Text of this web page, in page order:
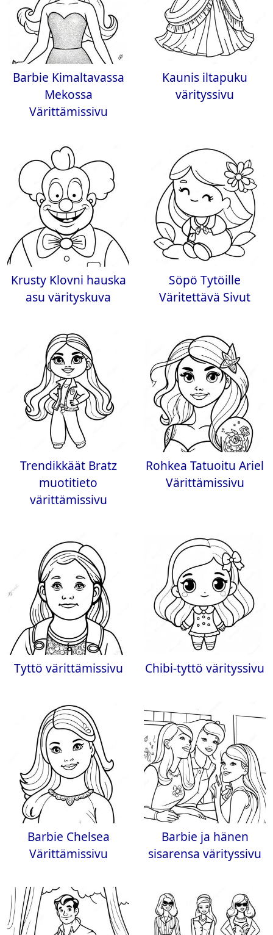
Barbie Kimaltavassa
Mekossa
Värittämissivu
Kaunis iltapuku
värityssivu
Krusty Klovni hauska
asu värityskuva
Söpö Tytöille
Väritettävä Sivut
Trendikkäät Bratz
muotitieto
värittämissivu
Rohkea Tatuoitu Ariel
Värittämissivu
Tyttö värittämissivu Chibi-tyttö värityssivu
Barbie Chelsea
Värittämissivu
Barbie ja hänen
sisarensa värityssivu